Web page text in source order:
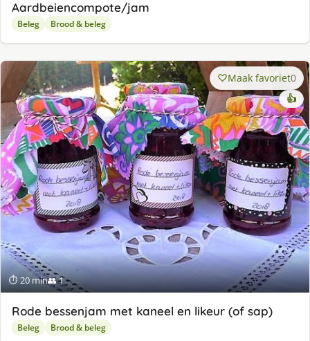
Aardbeiencompote/jam
Beleg Brood & beleg
⏱ 20 min👥 1
Maak favoriet0
👍
Rode bessenjam met kaneel en likeur (of sap)
Beleg Brood & beleg